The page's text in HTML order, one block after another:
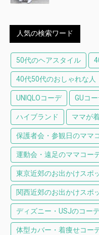
人気の検索ワード
50代のヘアスタイル
40代50代のおしゃれな人
UNIQLOコーデ GUコ
ハイブランド ママが
保護者会・参観日のママ
運動会・遠足のママコー
東京近郊のお出かけスポ
関西近郊のお出かけスポ
ディズニー・USJのコー
体型カバー・着痩せコー